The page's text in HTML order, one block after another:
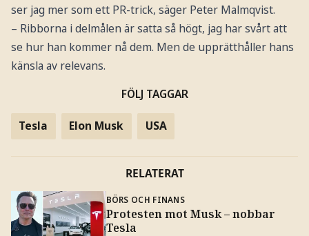
ser jag mer som ett PR-trick, säger Peter Malmqvist.
– Ribborna i delmålen är satta så högt, jag har svårt att
se hur han kommer nå dem. Men de upprätthåller hans
känsla av relevans.
FÖLJ TAGGAR
Tesla Elon Musk USA
RELATERAT
BÖRS OCH FINANS
Protesten mot Musk – nobbar
Tesla